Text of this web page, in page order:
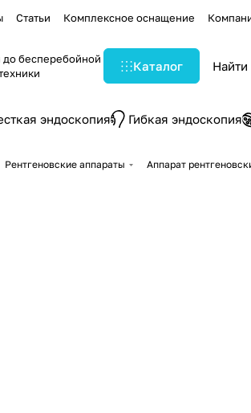
Статьи Комплексное оснащение
до бесперебойной
Каталог
эндоскопия Гибкая эндоскопия
Рентгеновские аппараты Аппарат